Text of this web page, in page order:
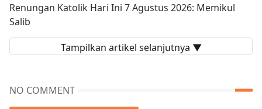
Renungan Katolik Hari Ini 7 Agustus 2026: Memikul
Salib
Tampilkan artikel selanjutnya ▼
NO COMMENT